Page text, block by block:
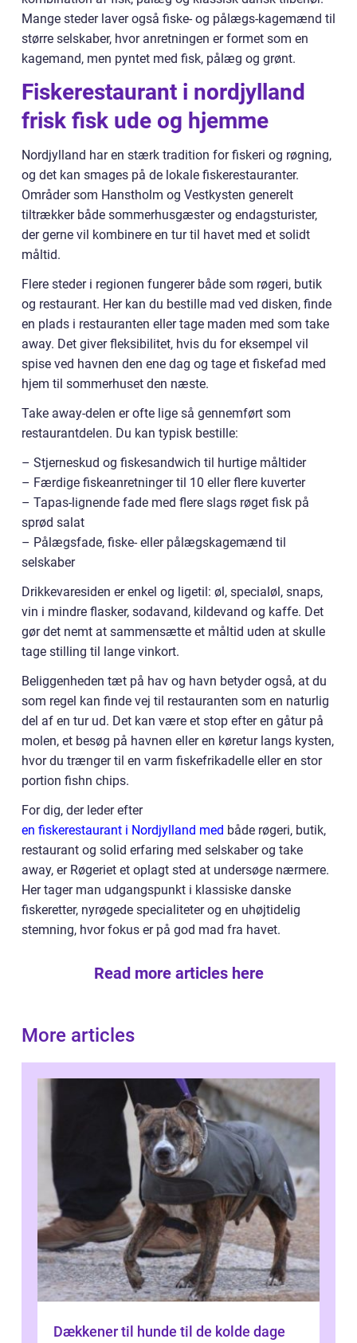
Mange steder laver også fiske- og pålægs-kagemænd til
større selskaber, hvor anretningen er formet som en
kagemand, men pyntet med fisk, pålæg og grønt.
Fiskerestaurant i nordjylland
frisk fisk ude og hjemme
Nordjylland har en stærk tradition for fiskeri og røgning,
og det kan smages på de lokale fiskerestauranter.
Områder som Hanstholm og Vestkysten generelt
tiltrækker både sommerhusgæster og endagsturister,
der gerne vil kombinere en tur til havet med et solidt
måltid.
Flere steder i regionen fungerer både som røgeri, butik
og restaurant. Her kan du bestille mad ved disken, finde
en plads i restauranten eller tage maden med som take
away. Det giver fleksibilitet, hvis du for eksempel vil
spise ved havnen den ene dag og tage et fiskefad med
hjem til sommerhuset den næste.
Take away-delen er ofte lige så gennemført som
restaurantdelen. Du kan typisk bestille:
– Stjerneskud og fiskesandwich til hurtige måltider
– Færdige fiskeanretninger til 10 eller flere kuverter
– Tapas-lignende fade med flere slags røget fisk på
sprød salat
– Pålægsfade, fiske- eller pålægskagemænd til
selskaber
Drikkevaresiden er enkel og ligetil: øl, specialøl, snaps,
vin i mindre flasker, sodavand, kildevand og kaffe. Det
gør det nemt at sammensætte et måltid uden at skulle
tage stilling til lange vinkort.
Beliggenheden tæt på hav og havn betyder også, at du
som regel kan finde vej til restauranten som en naturlig
del af en tur ud. Det kan være et stop efter en gåtur på
molen, et besøg på havnen eller en køretur langs kysten,
hvor du trænger til en varm fiskefrikadelle eller en stor
portion fishn chips.
For dig, der leder efter
en fiskerestaurant i Nordjylland med både røgeri, butik,
restaurant og solid erfaring med selskaber og take
away, er Røgeriet et oplagt sted at undersøge nærmere.
Her tager man udgangspunkt i klassiske danske
fiskeretter, nyrøgede specialiteter og en uhøjtidelig
stemning, hvor fokus er på god mad fra havet.
Read more articles here
More articles
Dækkener til hunde til de kolde dage